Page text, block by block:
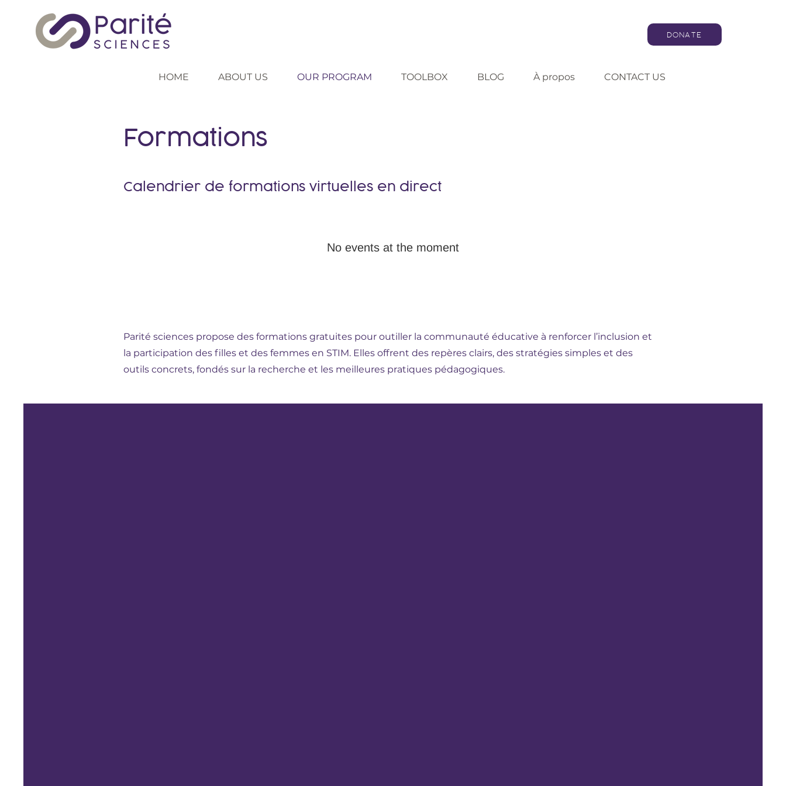
DONATE
HOME ABOUT US OUR PROGRAM TOOLBOX BLOG À propos CONTACT US
Formations
Calendrier de formations virtuelles en direct
No events at the moment
Parité sciences propose des formations gratuites pour outiller la communauté éducative à renforcer l’inclusion et
la participation des filles et des femmes en STIM. Elles offrent des repères clairs, des stratégies simples et des
outils concrets, fondés sur la recherche et les meilleures pratiques pédagogiques.